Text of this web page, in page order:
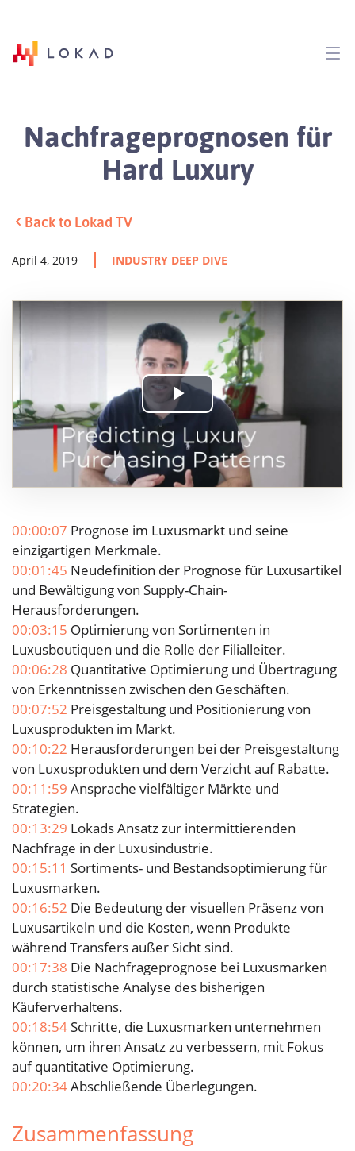
Nachfrageprognosen für
Hard Luxury
Back to Lokad TV
April 4, 2019 INDUSTRY DEEP DIVE
Play
Video
00:00:07 Prognose im Luxusmarkt und seine
einzigartigen Merkmale.
00:01:45 Neudefinition der Prognose für Luxusartikel
und Bewältigung von Supply-Chain-
Herausforderungen.
00:03:15 Optimierung von Sortimenten in
Luxusboutiquen und die Rolle der Filialleiter.
00:06:28 Quantitative Optimierung und Übertragung
von Erkenntnissen zwischen den Geschäften.
00:07:52 Preisgestaltung und Positionierung von
Luxusprodukten im Markt.
00:10:22 Herausforderungen bei der Preisgestaltung
von Luxusprodukten und dem Verzicht auf Rabatte.
00:11:59 Ansprache vielfältiger Märkte und
Strategien.
00:13:29 Lokads Ansatz zur intermittierenden
Nachfrage in der Luxusindustrie.
00:15:11 Sortiments- und Bestandsoptimierung für
Luxusmarken.
00:16:52 Die Bedeutung der visuellen Präsenz von
Luxusartikeln und die Kosten, wenn Produkte
während Transfers außer Sicht sind.
00:17:38 Die Nachfrageprognose bei Luxusmarken
durch statistische Analyse des bisherigen
Käuferverhaltens.
00:18:54Schritte, die Luxusmarken unternehmen
können, um ihren Ansatz zu verbessern, mit Fokus
auf quantitative Optimierung.
00:20:34Abschließende Überlegungen.
Zusammenfassung